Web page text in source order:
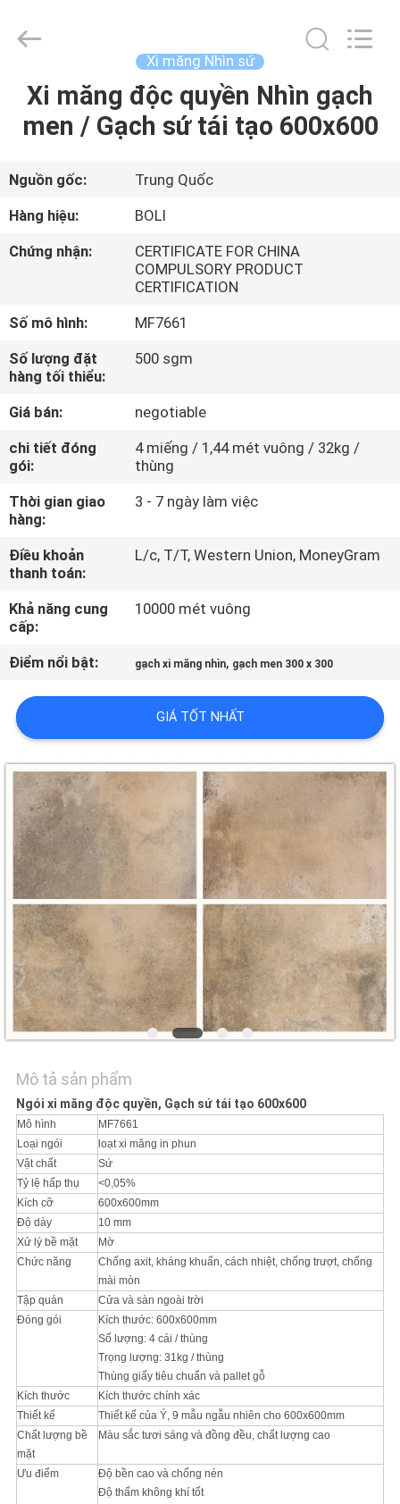
NHÀ
PHẨM
VIDEO
CHÚNG
TÔI
CHUYẾN
THAM
QUAN
NHÀ
MÁY
KIỂM
SOÁT
CHẤT
LIÊN
HỆ
VỚI
CHÚNG
TÔI
YÊU
CẦU
ĐẶT
GIÁ
SƠ
ĐỒ
TRANG
WEB
CHÍNH
SÁCH
MẬT
CERAMICS
Reserved.
Xi măng Nhìn sứ
Xi măng độc quyền Nhìn gạch
men / Gạch sứ tái tạo 600x600
Nguồn gốc:
Trung Quốc
Hàng hiệu:
BOLI
Chứng nhận:
CERTIFICATE FOR CHINA
COMPULSORY PRODUCT
CERTIFICATION
Số mô hình:
MF7661
Số lượng đặt
hàng tối thiểu:
500 sgm
Giá bán:
negotiable
chi tiết đóng
gói:
4 miếng / 1,44 mét vuông / 32kg /
thùng
Thời gian giao
hàng:
3 - 7 ngày làm việc
Điều khoản
thanh toán:
L/c, T/T, Western Union, MoneyGram
Khả năng cung
cấp:
10000 mét vuông
Điểm nổi bật: gạch xi măng nhìn, gạch men 300 x 300
GIÁ TỐT NHẤT
Mô tả sản phẩm
Ngói xi măng độc quyền, Gạch sứ tái tạo 600x600
Mô hình
MF7661
Loại ngói
loạt xi măng in phun
Vật chất
Sứ
Tỷ lệ hấp thụ
<0,05%
Kích cỡ
600x600mm
Độ dày
10 mm
Xử lý bề mặt
Mờ
Chức năng
Chống axit, kháng khuẩn, cách nhiệt, chống trượt, chống
mài mòn
Tập quán
Cửa và sàn ngoài trời
Đóng gói
Kích thước: 600x600mm
Số lượng: 4 cái / thùng
Trọng lượng: 31kg / thùng
Thùng giấy tiêu chuẩn và pallet gỗ
Kích thước
Kích thước chính xác
Thiết kế
Thiết kế của Ý, 9 mẫu ngẫu nhiên cho 600x600mm
Chất lượng bề
mặt
Màu sắc tươi sáng và đồng đều, chất lượng cao
Ưu điểm
Độ bền cao và chống nén
Độ thấm không khí tốt